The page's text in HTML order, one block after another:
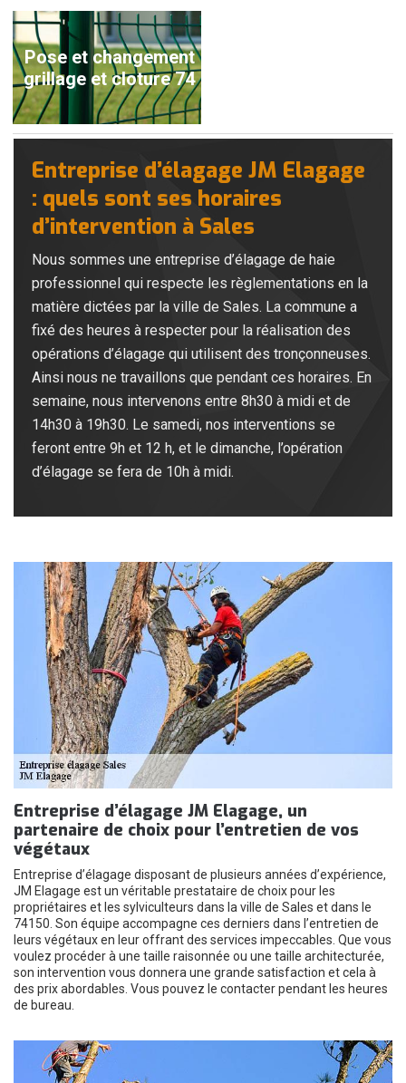
Pose et changement
grillage et cloture 74
Entreprise d’élagage JM Elagage
: quels sont ses horaires
d’intervention à Sales
Nous sommes une entreprise d’élagage de haie
professionnel qui respecte les règlementations en la
matière dictées par la ville de Sales. La commune a
fixé des heures à respecter pour la réalisation des
opérations d’élagage qui utilisent des tronçonneuses.
Ainsi nous ne travaillons que pendant ces horaires. En
semaine, nous intervenons entre 8h30 à midi et de
14h30 à 19h30. Le samedi, nos interventions se
feront entre 9h et 12 h, et le dimanche, l’opération
d’élagage se fera de 10h à midi.
Entreprise d’élagage JM Elagage, un
partenaire de choix pour l’entretien de vos
végétaux
Entreprise d’élagage disposant de plusieurs années d’expérience,
JM Elagage est un véritable prestataire de choix pour les
propriétaires et les sylviculteurs dans la ville de Sales et dans le
74150. Son équipe accompagne ces derniers dans l’entretien de
leurs végétaux en leur offrant des services impeccables. Que vous
voulez procéder à une taille raisonnée ou une taille architecturée,
son intervention vous donnera une grande satisfaction et cela à
des prix abordables. Vous pouvez le contacter pendant les heures
de bureau.